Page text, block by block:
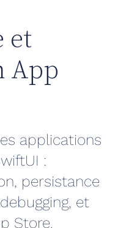
et
App
applications
:
persistance
et
Store.